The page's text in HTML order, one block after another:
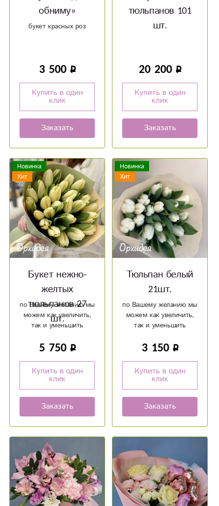
обниму»‎
букет красных роз
3 500
Купить в один
клик
Заказать
тюльпанов 101
шт.
20 200
Купить в один
клик
Заказать
Новинка
Хит
Букет нежно-
желтых
тюльпанов 27
шт.
по Вашему желанию мы
можем как увеличить,
так и уменьшить
Успевайте сделать
предложению до 6
марта.
5 750
Купить в один
клик
Заказать
Новинка
Хит
Тюльпан белый
21шт.
по Вашему желанию мы
можем как увеличить,
так и уменьшить
3 150
Купить в один
клик
Заказать